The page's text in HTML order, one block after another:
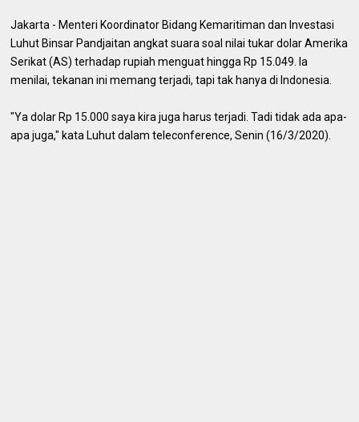
Jakarta - Menteri Koordinator Bidang Kemaritiman dan Investasi
Luhut Binsar Pandjaitan angkat suara soal nilai tukar dolar Amerika
Serikat (AS) terhadap rupiah menguat hingga Rp 15.049. Ia
menilai, tekanan ini memang terjadi, tapi tak hanya di Indonesia.
"Ya dolar Rp 15.000 saya kira juga harus terjadi. Tadi tidak ada apa-
apa juga," kata Luhut dalam teleconference, Senin (16/3/2020).